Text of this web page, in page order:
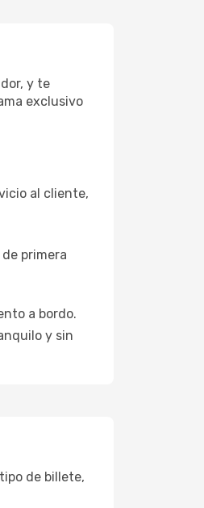
y te
exclusivo
al cliente,
primera
a bordo.
y sin
de billete,